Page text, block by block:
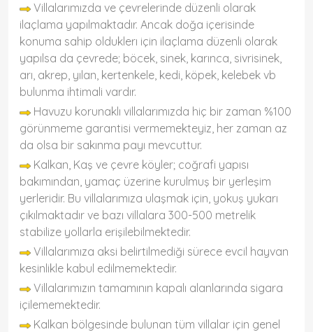
Villalarımızda ve çevrelerinde düzenli olarak
ilaçlama yapılmaktadır. Ancak doğa içerisinde
konuma sahip olduklerı için ilaçlama düzenli olarak
yapılsa da çevrede; böcek, sinek, karınca, sivrisinek,
arı, akrep, yılan, kertenkele, kedi, köpek, kelebek vb
bulunma ihtimali vardır.
Havuzu korunaklı villalarımızda hiç bir zaman %100
görünmeme garantisi vermemekteyiz, her zaman az
da olsa bir sakınma payı mevcuttur.
Kalkan, Kaş ve çevre köyler; coğrafi yapısı
bakımından, yamaç üzerine kurulmuş bir yerleşim
yerleridir. Bu villalarımıza ulaşmak için, yokuş yukarı
çıkılmaktadır ve bazı villalara 300-500 metrelik
stabilize yollarla erişilebilmektedir.
Villalarımıza aksi belirtilmediği sürece evcil hayvan
kesinlikle kabul edilmemektedir.
Villalarımızın tamamının kapalı alanlarında sigara
içilememektedir.
Kalkan bölgesinde bulunan tüm villalar için genel